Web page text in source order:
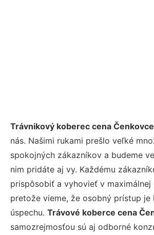
Trávnikový koberec cena Čenkovce
nás. Našimi rukami prešlo veľké
spokojných zákazníkov a budeme
nim pridáte aj vy. Každému
prispôsobiť a vyhovieť v maximálnej
pretože vieme, že osobný prístup je
úspechu. Trávové koberce cena
samozrejmosťou sú aj odborné